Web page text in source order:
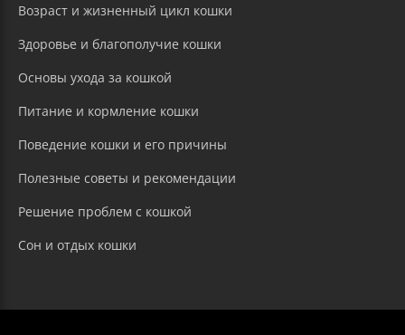
Возраст и жизненный цикл кошки
Здоровье и благополучие кошки
Основы ухода за кошкой
Питание и кормление кошки
Поведение кошки и его причины
Полезные советы и рекомендации
Решение проблем с кошкой
Сон и отдых кошки